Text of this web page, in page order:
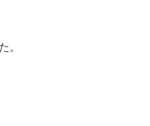
。